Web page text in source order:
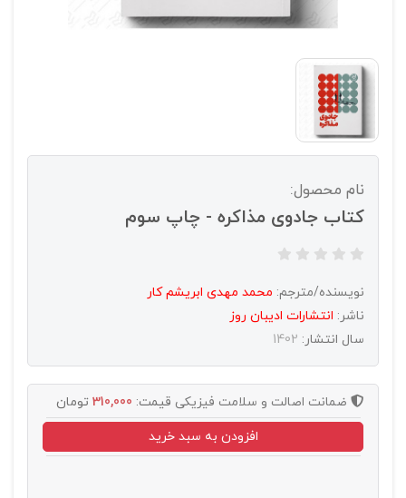
نام محصول:
کتاب جادوی مذاکره - چاپ سوم
نویسنده/مترجم: محمد مهدی ابریشم کار
ناشر: انتشارات اديبان روز
سال انتشار: 1402
ضمانت اصالت و سلامت فیزیکی قیمت: 310,000 تومان
افزودن به سبد خرید